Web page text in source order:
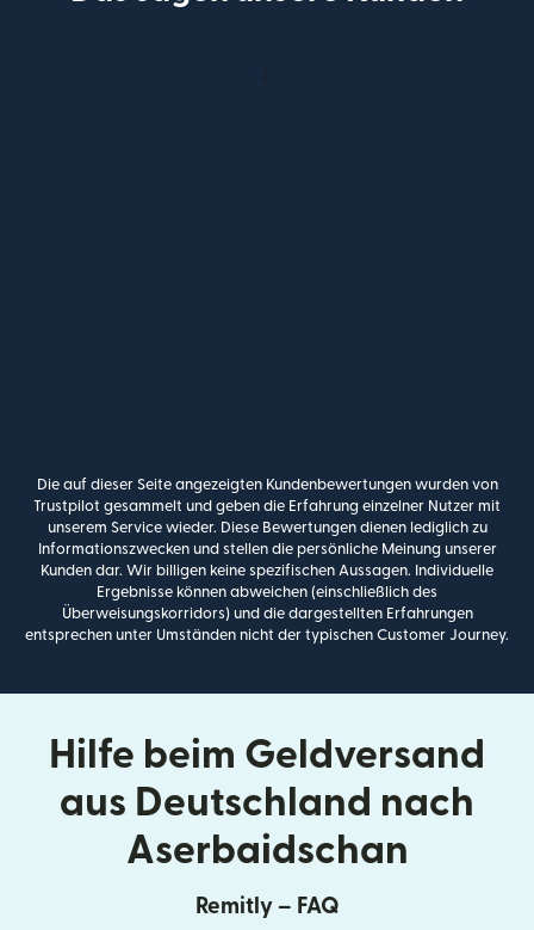
Die auf dieser Seite angezeigten Kundenbewertungen wurden von
Trustpilot gesammelt und geben die Erfahrung einzelner Nutzer mit
unserem Service wieder. Diese Bewertungen dienen lediglich zu
Informationszwecken und stellen die persönliche Meinung unserer
Kunden dar. Wir billigen keine spezifischen Aussagen. Individuelle
Ergebnisse können abweichen (einschließlich des
Überweisungskorridors) und die dargestellten Erfahrungen
entsprechen unter Umständen nicht der typischen Customer Journey.
Hilfe beim Geldversand
aus Deutschland nach
Aserbaidschan
Remitly – FAQ